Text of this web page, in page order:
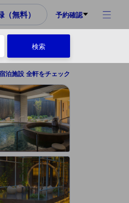
無料） 予約確認
チェックアウト日を移動します。
検索
泊施設 全軒をチェック